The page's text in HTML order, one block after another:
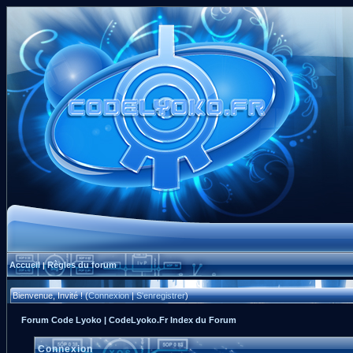
Accueil|Règles du forum
Bienvenue, Invité ! (Connexion|S'enregistrer)
Forum Code Lyoko | CodeLyoko.Fr Index du Forum
Connexion